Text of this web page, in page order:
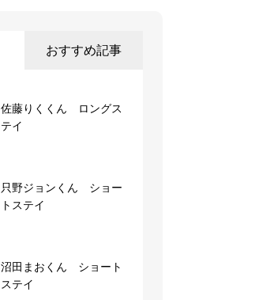
おすすめ記事
佐藤りくくん ロングス
テイ
只野ジョンくん ショー
トステイ
沼田まおくん ショート
ステイ
ショートステイ にこち
ゃん
ショートステイ ルディ
くん
清野あんずちゃん ショ
ートステイ